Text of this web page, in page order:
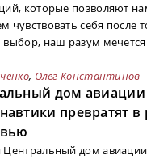
которые позволяют
чувствовать себя после
выбор, наш разум
, Олег Константинов
дом
превратят в
Центральный дом